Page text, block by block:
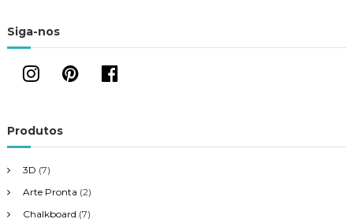
Siga-nos
Produtos
3D (7)
Arte Pronta (2)
Chalkboard (7)